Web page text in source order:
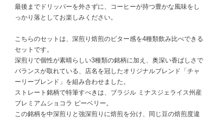
最後までドリッパーを外さずに、コーヒーが持つ豊かな風味をし
っかり落としてお楽しみください。
こちらのセットは、深煎り焙煎のビター感を4種類飲み比べできる
セットです。
深煎りで個性が素晴らしい3種類の銘柄に加え、奥深い香ばしさで
バランスが取れている、店名を冠したオリジナルブレンド「チャ
ーリーブレンド」を組み合わせました。
ストレート銘柄で特筆すべきは、ブラジル ミナスジェライス州産
プレミアムショコラ ピーベリー。
この銘柄を中深煎りと強深煎りに焙煎を分け、同じ豆の焙煎度違